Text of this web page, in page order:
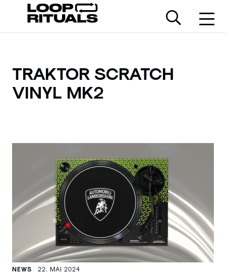
TRAKTOR SCRATCH
VINYL MK2
NEWS 22. MAI 2024